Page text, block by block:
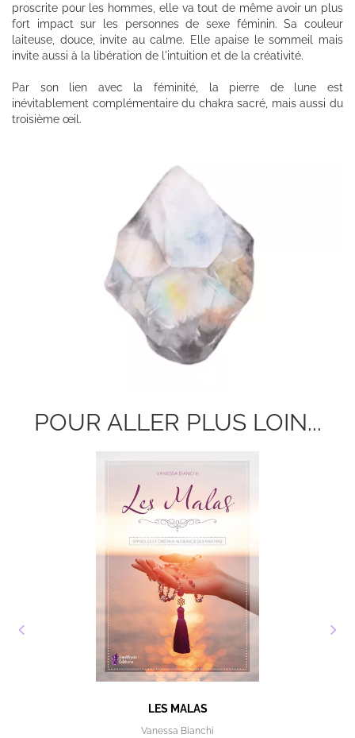
proscrite pour les hommes, elle va tout de même avoir un plus
fort impact sur les personnes de sexe féminin. Sa couleur
laiteuse, douce, invite au calme. Elle apaise le sommeil mais
invite aussi à la libération de l'intuition et de la créativité.
Par son lien avec la féminité, la pierre de lune est
inévitablement complémentaire du chakra sacré, mais aussi du
troisième œil.
POUR ALLER PLUS LOIN...
RÉVÉLEZ VOTRE POTENTIEL GRÂCE AUX PIERRES
Aurélie Hédin